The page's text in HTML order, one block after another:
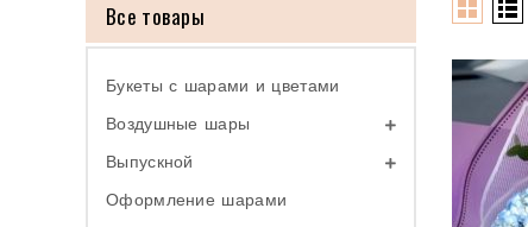
Все товары
Букеты с шарами и цветами
Воздушные шары
Выпускной
Оформление шарами